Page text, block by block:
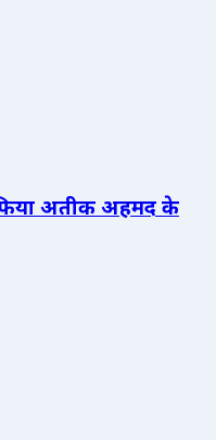
अतीक अहमद के